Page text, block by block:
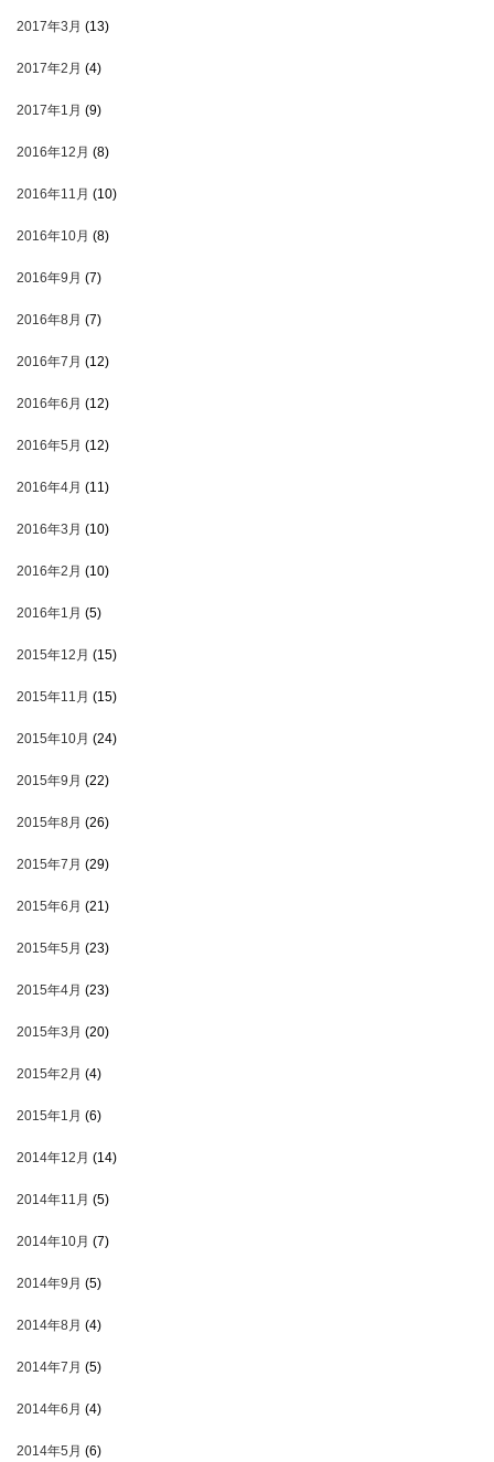
2017年3月 (13)
2017年2月 (4)
2017年1月 (9)
2016年12月 (8)
2016年11月 (10)
2016年10月 (8)
2016年9月 (7)
2016年8月 (7)
2016年7月 (12)
2016年6月 (12)
2016年5月 (12)
2016年4月 (11)
2016年3月 (10)
2016年2月 (10)
2016年1月 (5)
2015年12月 (15)
2015年11月 (15)
2015年10月 (24)
2015年9月 (22)
2015年8月 (26)
2015年7月 (29)
2015年6月 (21)
2015年5月 (23)
2015年4月 (23)
2015年3月 (20)
2015年2月 (4)
2015年1月 (6)
2014年12月 (14)
2014年11月 (5)
2014年10月 (7)
2014年9月 (5)
2014年8月 (4)
2014年7月 (5)
2014年6月 (4)
2014年5月 (6)